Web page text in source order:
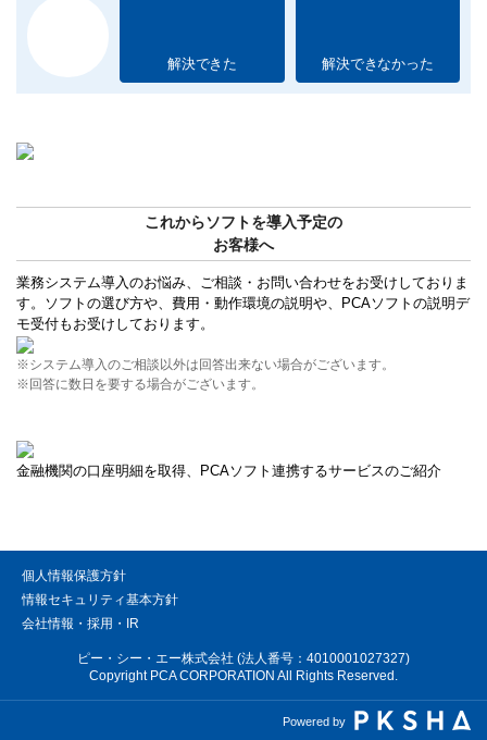
解決できた 解決できなかった
これからソフトを導入予定の
お客様へ
業務システム導入のお悩み、ご相談・お問い合わせをお受けしておりま
す。ソフトの選び方や、費用・動作環境の説明や、PCAソフトの説明デ
モ受付もお受けしております。
※システム導入のご相談以外は回答出来ない場合がございます。
※回答に数日を要する場合がございます。
金融機関の口座明細を取得、PCAソフト連携するサービスのご紹介
個人情報保護方針
情報セキュリティ基本方針
会社情報・採用・IR
ピー・シー・エー株式会社 (法人番号：4010001027327)
Copyright PCA CORPORATION All Rights Reserved.
Powered by